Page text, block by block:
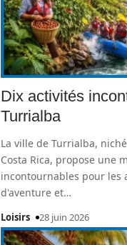
Dix activités
Turrialba
La ville de Turrialba,
Costa Rica, propose une
incontournables pour les
d'aventure et…
Loisirs 28 juin 2026